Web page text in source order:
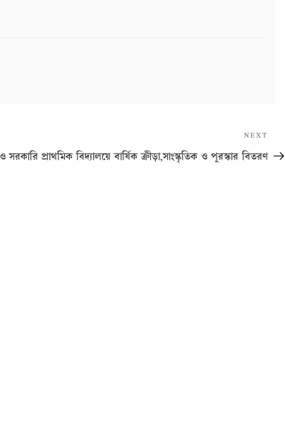
Post
NEXT
প্রাথমিক বিদ্যালয়ে বার্ষিক ক্রীড়া,সাংস্কৃতিক ও পুরস্কার বিতরণ